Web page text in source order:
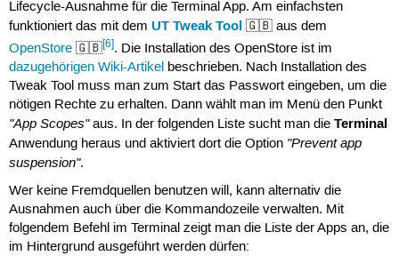
Lifecycle-Ausnahme für die Terminal App. Am einfachsten
funktioniert das mit dem UT Tweak Tool🇬🇧 aus dem
OpenStore🇬🇧[6]. Die Installation des OpenStore ist im
dazugehörigen Wiki-Artikelbeschrieben. Nach Installation des
Tweak Tool muss man zum Start das Passwort eingeben, um die
nötigen Rechte zu erhalten. Dann wählt man im Menü den Punkt
"App Scopes"aus. In der folgenden Liste sucht man die Terminal
Anwendung heraus und aktiviert dort die Option "Prevent app
suspension".
Wer keine Fremdquellen benutzen will, kann alternativ die
Ausnahmen auch über die Kommandozeile verwalten. Mit
folgendem Befehl im Terminal zeigt man die Liste der Apps an, die
im Hintergrund ausgeführt werden dürfen: